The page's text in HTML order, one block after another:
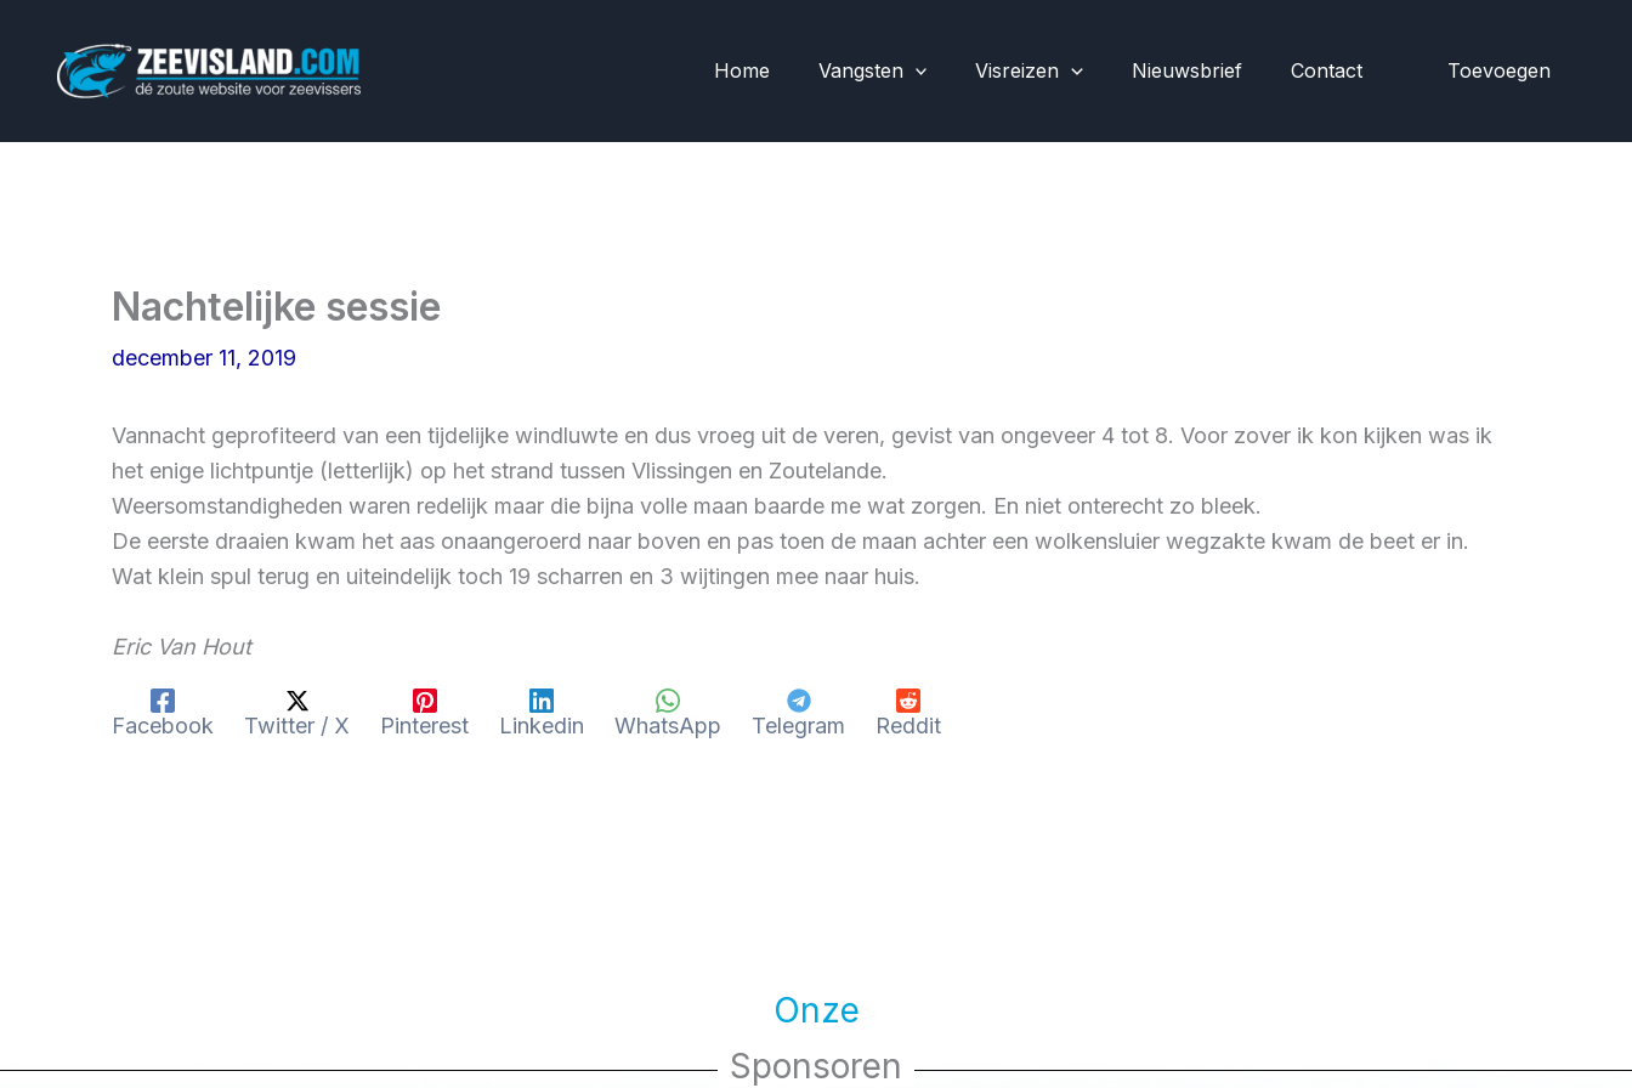
Home Vangsten Visreizen Nieuwsbrief Contact Toevoegen
Nachtelijke sessie
december 11, 2019
Vannacht geprofiteerd van een tijdelijke windluwte en dus vroeg uit de veren, gevist van ongeveer 4 tot 8. Voor zover ik kon kijken was ik
het enige lichtpuntje (letterlijk) op het strand tussen Vlissingen en Zoutelande.
Weersomstandigheden waren redelijk maar die bijna volle maan baarde me wat zorgen. En niet onterecht zo bleek.
De eerste draaien kwam het aas onaangeroerd naar boven en pas toen de maan achter een wolkensluier wegzakte kwam de beet er in.
Wat klein spul terug en uiteindelijk toch 19 scharren en 3 wijtingen mee naar huis.
Eric Van Hout
Facebook Twitter / X Pinterest Linkedin WhatsApp Telegram Reddit
Onze
Sponsoren